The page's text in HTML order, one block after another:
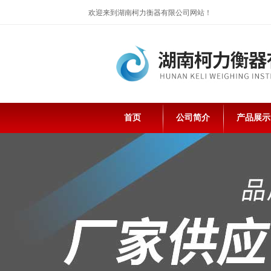
欢迎来到湖南柯力衡器有限公司网站！
首页 公司简介 产品展示